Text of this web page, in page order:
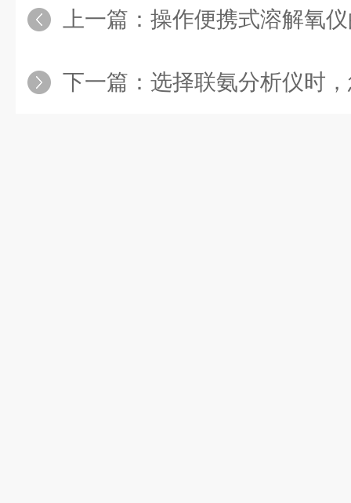
上一篇： 操作便携式溶解氧仪的步
下一篇： 选择联氨分析仪时，您可以考虑